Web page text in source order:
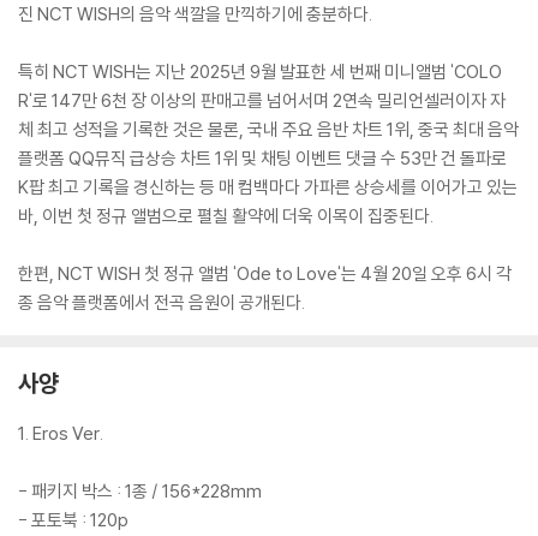
진 NCT WISH의 음악 색깔을 만끽하기에 충분하다.
특히 NCT WISH는 지난 2025년 9월 발표한 세 번째 미니앨범 'COLO
R'로 147만 6천 장 이상의 판매고를 넘어서며 2연속 밀리언셀러이자 자
체 최고 성적을 기록한 것은 물론, 국내 주요 음반 차트 1위, 중국 최대 음악
플랫폼 QQ뮤직 급상승 차트 1위 및 채팅 이벤트 댓글 수 53만 건 돌파로
K팝 최고 기록을 경신하는 등 매 컴백마다 가파른 상승세를 이어가고 있는
바, 이번 첫 정규 앨범으로 펼칠 활약에 더욱 이목이 집중된다.
한편, NCT WISH 첫 정규 앨범 'Ode to Love'는 4월 20일 오후 6시 각
종 음악 플랫폼에서 전곡 음원이 공개된다.
사양
1. Eros Ver.
- 패키지 박스 : 1종 / 156*228mm
- 포토북 : 120p